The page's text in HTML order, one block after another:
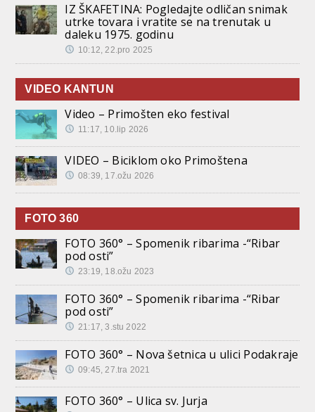
IZ ŠKAFETINA: Pogledajte odličan snimak
utrke tovara i vratite se na trenutak u
daleku 1975. godinu
10:12, 22.pro 2025
VIDEO KANTUN
Video – Primošten eko festival
11:17, 10.lip 2026
VIDEO – Biciklom oko Primoštena
08:39, 17.ožu 2026
FOTO 360
FOTO 360° – Spomenik ribarima -“Ribar
pod osti”
23:19, 18.ožu 2023
FOTO 360° – Spomenik ribarima -“Ribar
pod osti”
21:17, 3.stu 2022
FOTO 360° – Nova šetnica u ulici Podakraje
09:45, 27.tra 2021
FOTO 360° – Ulica sv. Jurja